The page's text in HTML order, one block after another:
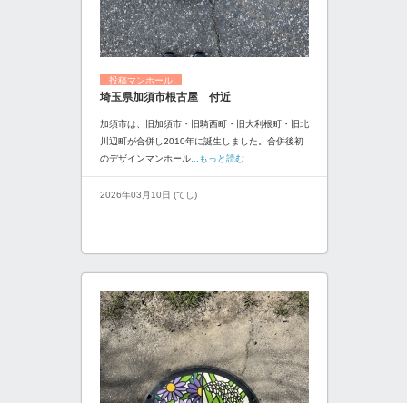
投稿マンホール
埼玉県加須市根古屋 付近
加須市は、旧加須市・旧騎西町・旧大利根町・旧北
川辺町が合併し2010年に誕生しました。合併後初
のデザインマンホール ...もっと読む
2026年03月10日 (てし)